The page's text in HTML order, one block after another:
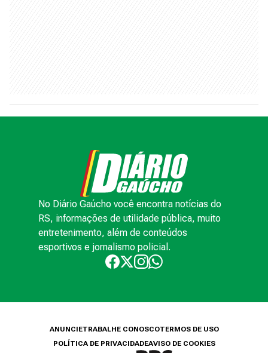
No Diário Gaúcho você encontra notícias do
RS, informações de utilidade pública, muito
entretenimento, além de conteúdos
esportivos e jornalismo policial.
ANUNCIETRABALHE CONOSCOTERMOS DE USO
POLÍTICA DE PRIVACIDADEAVISO DE COOKIES